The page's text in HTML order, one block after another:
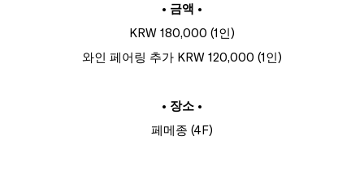
• 금액 •
KRW 180,000 (1인)
와인 페어링 추가 KRW 120,000 (1인)
• 장소 •
페메종 (4F)